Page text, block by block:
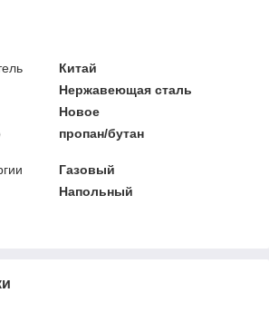
Китай
Нержавеющая сталь
Новое
пропан/бутан
Газовый
Напольный